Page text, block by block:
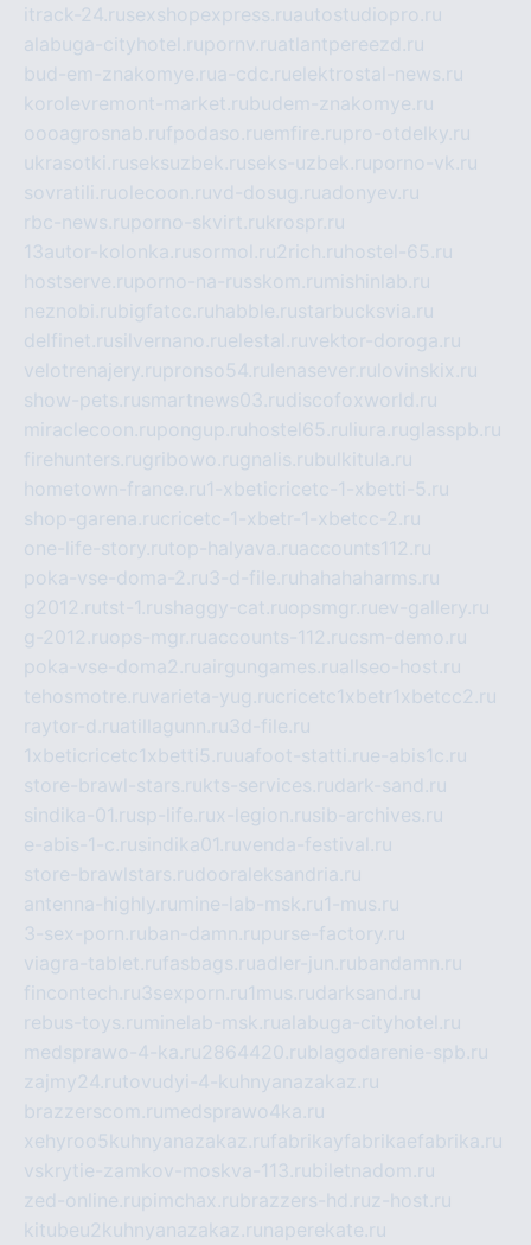
itrack-24.rusexshopexpress.ruautostudiopro.ru
alabuga-cityhotel.rupornv.ruatlantpereezd.ru
bud-em-znakomye.rua-cdc.ruelektrostal-news.ru
korolevremont-market.rubudem-znakomye.ru
oooagrosnab.rufpodaso.ruemfire.rupro-otdelky.ru
ukrasotki.ruseksuzbek.ruseks-uzbek.ruporno-vk.ru
sovratili.ruolecoon.ruvd-dosug.ruadonyev.ru
rbc-news.ruporno-skvirt.rukrospr.ru
13autor-kolonka.rusormol.ru2rich.ru hostel-65.ru
hostserve.ruporno-na-russkom.ru mishinlab.ru
neznobi.rubigfatcc.ru habble.rustarbucksvia.ru
delfinet.rusilvernano.ruelestal.ruvektor-doroga.ru
velotrenajery.rupronso54.ru lenasever.ru lovinskix.ru
show-pets.rusmartnews03.rudiscofoxworld.ru
miraclecoon.rupongup.ru hostel65.ru liura.ruglasspb.ru
firehunters.rugribowo.rugnalis.rubulkitula.ru
hometown-france.ru1-xbeticricetc-1-xbetti-5.ru
shop-garena.rucricetc-1-xbetr-1-xbetcc-2.ru
one-life-story.rutop-halyava.ruaccounts112.ru
poka-vse-doma-2.ru3-d-file.ru hahahaharms.ru
g2012.rutst-1.rushaggy-cat.ruopsmgr.ruev-gallery.ru
g-2012.ruops-mgr.ruaccounts-112.rucsm-demo.ru
poka-vse-doma2.ruairgungames.ruallseo-host.ru
tehosmotre.ruvarieta-yug.rucricetc1xbetr1xbetcc2.ru
raytor-d.ruatillagunn.ru3d-file.ru
1xbeticricetc1xbetti5.ruuafoot-statti.rue-abis1c.ru
store-brawl-stars.rukts-services.rudark-sand.ru
sindika-01.rusp-life.rux-legion.rusib-archives.ru
e-abis-1-c.rusindika01.ruvenda-festival.ru
store-brawlstars.rudooraleksandria.ru
antenna-highly.ru mine-lab-msk.ru1-mus.ru
3-sex-porn.ruban-damn.rupurse-factory.ru
viagra-tablet.rufasbags.ruadler-jun.rubandamn.ru
fincontech.ru3sexporn.ru1mus.rudarksand.ru
rebus-toys.ru minelab-msk.rualabuga-cityhotel.ru
medsprawo-4-ka.ru2864420.rublagodarenie-spb.ru
zajmy24.rutovudyi-4-kuhnyanazakaz.ru
brazzerscom.ru medsprawo4ka.ru
xehyroo5kuhnyanazakaz.rufabrikayfabrikaefabrika.ru
vskrytie-zamkov-moskva-113.rubiletnadom.ru
zed-online.rupimchax.rubrazzers-hd.ruz-host.ru
kitubeu2kuhnyanazakaz.ru naperekate.ru